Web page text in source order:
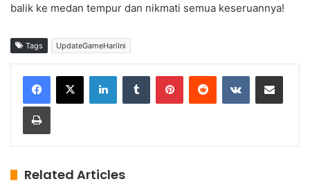
balik ke medan tempur dan nikmati semua keseruannya!
Tags UpdateGameHariIni
Related Articles